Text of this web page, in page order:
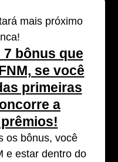
mais próximo
7 bônus que
se você
primeiras
a
os bônus, você
e estar dentro do